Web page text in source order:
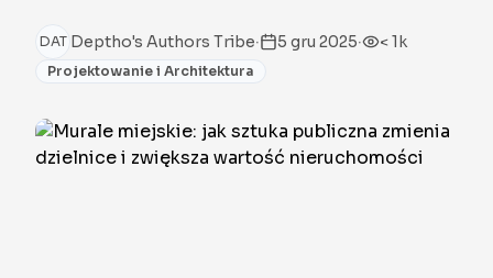
DAT Deptho's Authors Tribe· 5 gru 2025· < 1k
Projektowanie i Architektura